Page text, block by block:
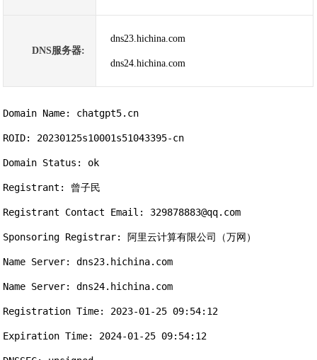
DNS服务器:
dns23.hichina.com
dns24.hichina.com
Domain Name: chatgpt5.cn
ROID: 20230125s10001s51043395-cn
Domain Status: ok
Registrant: 曾子民
Registrant Contact Email: 329878883@qq.com
Sponsoring Registrar: 阿里云计算有限公司（万网）
Name Server: dns23.hichina.com
Name Server: dns24.hichina.com
Registration Time: 2023-01-25 09:54:12
Expiration Time: 2024-01-25 09:54:12